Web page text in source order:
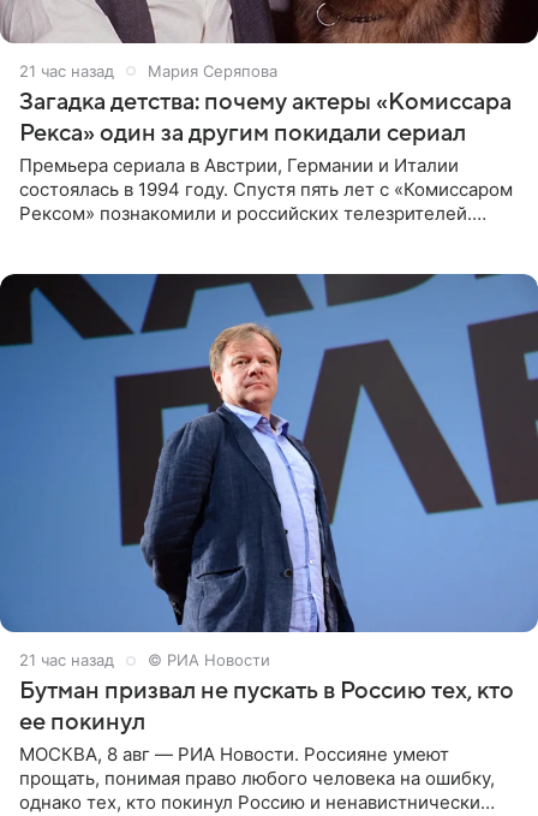
21 час назад Мария Серяпова
Загадка детства: почему актеры «Комиссара
Рекса» один за другим покидали сериал
Премьера сериала в Австрии, Германии и Италии
состоялась в 1994 году. Спустя пять лет с «Комиссаром
Рексом» познакомили и российских телезрителей.
21 час назад © РИА Новости
Бутман призвал не пускать в Россию тех, кто
ее покинул
МОСКВА, 8 авг — РИА Новости. Россияне умеют
прощать, понимая право любого человека на ошибку,
однако тех, кто покинул Россию и ненавистнически